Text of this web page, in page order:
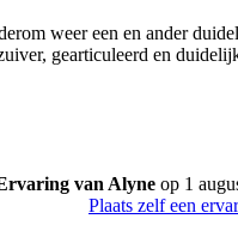
weer een en ander
gearticuleerd en
van Alyne op 1
Plaats zelf een